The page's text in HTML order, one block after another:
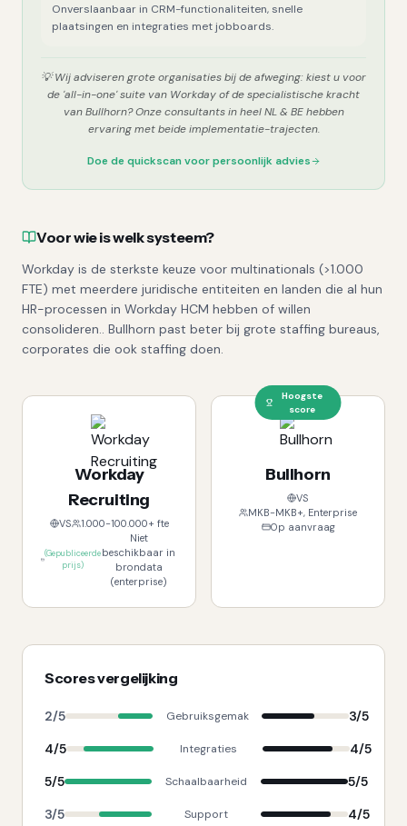
Onverslaanbaar in CRM-functionaliteiten, snelle
plaatsingen en integraties met jobboards.
💡Wij adviseren grote organisaties bij de afweging: kiest u voor
de 'all-in-one' suite van Workday of de specialistische kracht
van Bullhorn? Onze consultants in heel NL & BE hebben
ervaring met beide implementatie-trajecten.
Doe de quickscan voor persoonlijk advies
Voor wie is welk systeem?
Workday is de sterkste keuze voor multinationals (>1.000
FTE) met meerdere juridische entiteiten en landen die al hun
HR-processen in Workday HCM hebben of willen
consolideren.. Bullhorn past beter bij grote staffing bureaus,
corporates die ook staffing doen.
Workday
Recruiting
VS 1.000-100.000+ fte
(Gepubliceerde
prijs)
Niet
beschikbaar in
brondata
(enterprise)
Hoogste
score
Bullhorn
VS
MKB-MKB+, Enterprise
Op aanvraag
Scores vergelijking
2/5 Gebruiksgemak 3/5
4/5 Integraties 4/5
5/5 Schaalbaarheid 5/5
3/5 Support 4/5